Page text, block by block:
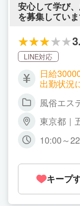
0円+（指
100分
ク+オプション
細にご説
安心して学び
を募集していま
LINE対応
日給
出勤状況
さい。
風俗エス
東京都｜
10:00～
キープ